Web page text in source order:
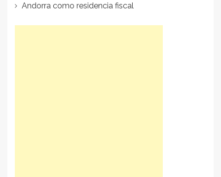
Andorra como residencia fiscal